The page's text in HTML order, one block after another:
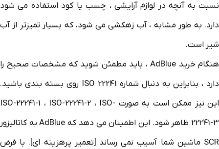
نسبت به آنچه در لوازم آرایشی ، چسب یا کود استفاده می شود
دارد. به طور مشابه ، آب زهکشی می شود، که بسیار تمیزتر از آب
شیر است.
هنگام خرید AdBlue ، باید مطمئن شوید که مشخصات صحیح را
دارد ، بنابراین به دنبال شماره ISO 22241 روی بسته بندی باشید.
این نیز ممکن است به صورت ISO-22241-1 ، ISO-22241-2 ، ISO-
22241-3 ظاهر شود. این اطمینان می دهد که AdBlue به کاتالیزور
SCR ماشین شما آسیب نمی رساند [تعمیر پرهزینه ای]. با فرض